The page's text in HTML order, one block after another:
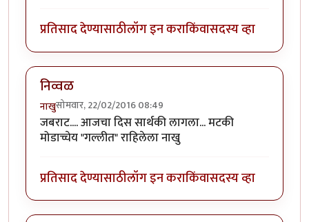
प्रतिसाद देण्यासाठीलॉग इन कराकिंवासदस्य व्हा
निव्वळ
नाखुसोमवार, 22/02/2016 08:49
जबराट.... आजचा दिस सार्थकी लागला... मटकी
मोडाच्चेय "गल्लीत" राहिलेला नाखु
प्रतिसाद देण्यासाठीलॉग इन कराकिंवासदस्य व्हा